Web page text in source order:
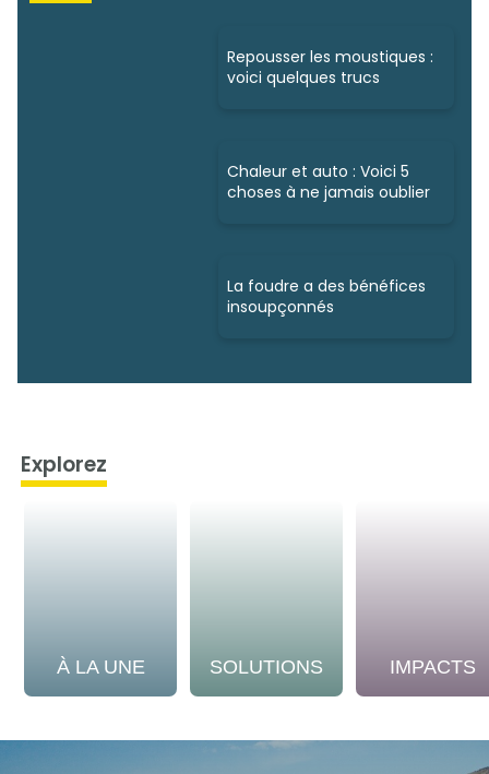
Repousser les moustiques :
voici quelques trucs
Chaleur et auto : Voici 5
choses à ne jamais oublier
La foudre a des bénéfices
insoupçonnés
Explorez
À LA UNE SOLUTIONS IMPACTS